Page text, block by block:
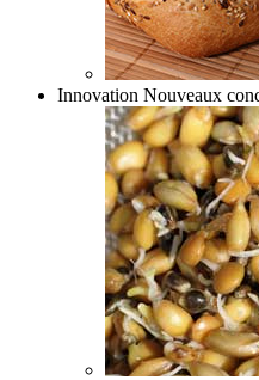
Innovation Nouveaux